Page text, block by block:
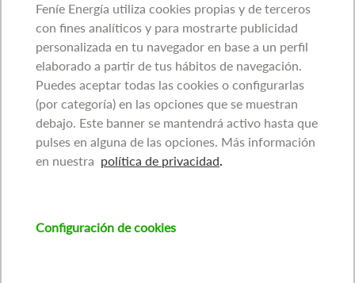
Feníe Energía utiliza cookies propias y de terceros
con fines analíticos y para mostrarte publicidad
personalizada en tu navegador en base a un perfil
elaborado a partir de tus hábitos de navegación.
Puedes aceptar todas las cookies o configurarlas
(por categoría) en las opciones que se muestran
debajo. Este banner se mantendrá activo hasta que
pulses en alguna de las opciones. Más información
en nuestra política de privacidad.
Configuración de cookies